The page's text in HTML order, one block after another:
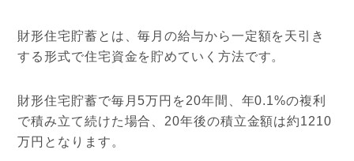
財形住宅貯蓄とは、毎月の給与から一定額を天引き
する形式で住宅資金を貯めていく方法です。
財形住宅貯蓄で毎月5万円を20年間、年0.1%の複利
で積み立て続けた場合、20年後の積立金額は約1210
万円となります。